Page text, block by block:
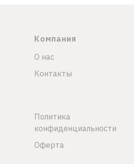
Компания
О нас
Контакты
Политика
конфиденциальности
Оферта